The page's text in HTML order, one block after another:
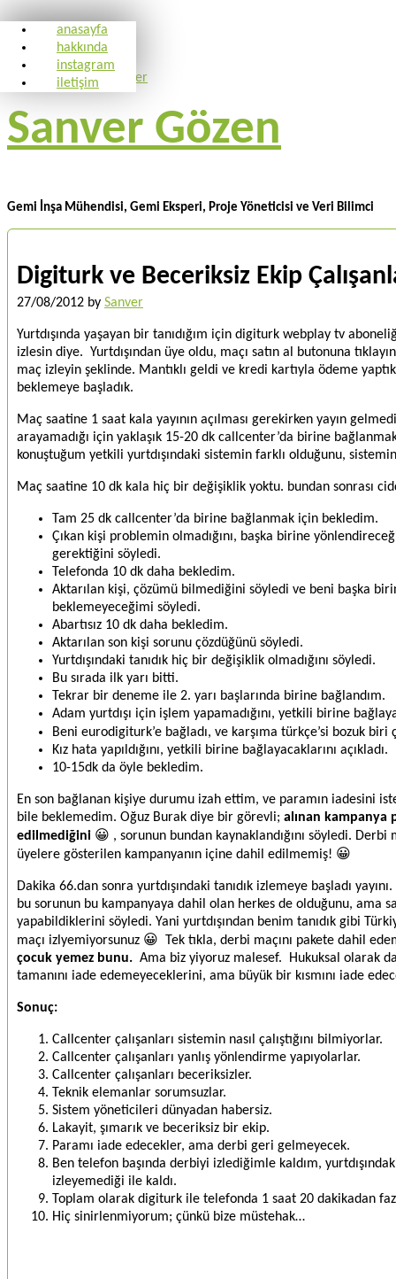
anasayfa
hakkında
instagram
iletişim
Sanver Gözen
Gemi İnşa Mühendisi, Gemi Eksperi, Proje Yöneticisi ve Veri Bilimci
Digiturk ve Beceriksiz Ekip
27/08/2012 by Sanver
Yurtdışında yaşayan bir tanıdığım için digiturk webplay tv
izlesin diye. Yurtdışından üye oldu, maçı satın al butonuna
maç izleyin şeklinde. Mantıklı geldi ve kredi kartıyla ödeme
beklemeye başladık.
Maç saatine 1 saat kala yayının açılması gerekirken yayın
arayamadığı için yaklaşık 15-20 dk callcenter’da birine
konuştuğum yetkili yurtdışındaki sistemin farklı olduğunu,
Maç saatine 10 dk kala hiç bir değişiklik yoktu. bundan sonrası
Tam 25 dk callcenter’da birine bağlanmak için bekledim.
Çıkan kişi problemin olmadığını, başka birine
gerektiğini söyledi.
Telefonda 10 dk daha bekledim.
Aktarılan kişi, çözümü bilmediğini söyledi ve beni başka
beklemeyeceğimi söyledi.
Abartısız 10 dk daha bekledim.
Aktarılan son kişi sorunu çözdüğünü söyledi.
Yurtdışındaki tanıdık hiç bir değişiklik olmadığını söyledi.
Bu sırada ilk yarı bitti.
Tekrar bir deneme ile 2. yarı başlarında birine bağlandım.
Adam yurtdışı için işlem yapamadığını, yetkili birine
Beni eurodigiturk’e bağladı, ve karşıma türkçe’si bozuk biri
Kız hata yapıldığını, yetkili birine bağlayacaklarını açıkladı.
10-15dk da öyle bekledim.
En son bağlanan kişiye durumu izah ettim, ve paramın iadesini
bile beklemedim. Oğuz Burak diye bir görevli; alınan kampanya
edilmediğini 😀 , sorunun bundan kaynaklandığını söyledi. Derbi
üyelere gösterilen kampanyanın içine dahil edilmemiş! 😀
Dakika 66.dan sonra yurtdışındaki tanıdık izlemeye başladı
bu sorunun bu kampanyaya dahil olan herkes de olduğunu, ama
yapabildiklerini söyledi. Yani yurtdışından benim tanıdık gibi
maçı izlyemiyorsunuz 😀 Tek tıkla, derbi maçını pakete dahil
çocuk yemez bunu. Ama biz yiyoruz malesef. Hukuksal olarak
tamanını iade edemeyeceklerini, ama büyük bir kısmını iade
Sonuç:
Callcenter çalışanları sistemin nasıl çalıştığını bilmiyorlar.
Callcenter çalışanları yanlış yönlendirme yapıyolarlar.
Callcenter çalışanları beceriksizler.
Teknik elemanlar sorumsuzlar.
Sistem yöneticileri dünyadan habersiz.
Lakayit, şımarık ve beceriksiz bir ekip.
Paramı iade edecekler, ama derbi geri gelmeyecek.
Ben telefon başında derbiyi izlediğimle kaldım,
izleyemediği ile kaldı.
Toplam olarak digiturk ile telefonda 1 saat 20 dakikadan
Hiç sinirlenmiyorum; çünkü bize müstehak…